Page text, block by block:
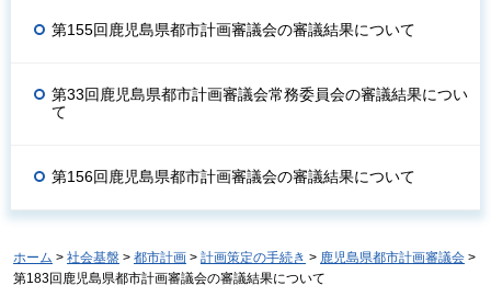
第155回鹿児島県都市計画審議会の審議結果について
第33回鹿児島県都市計画審議会常務委員会の審議結果につい
て
第156回鹿児島県都市計画審議会の審議結果について
ホーム > 社会基盤 > 都市計画 > 計画策定の手続き > 鹿児島県都市計画審議会 >
第183回鹿児島県都市計画審議会の審議結果について